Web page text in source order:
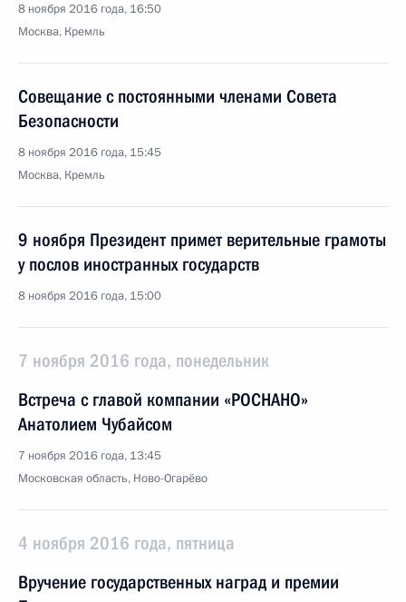
8 ноября 2016 года, 16:50
Москва, Кремль
Совещание с постоянными членами Совета
Безопасности
8 ноября 2016 года, 15:45
Москва, Кремль
9 ноября Президент примет верительные грамоты
у послов иностранных государств
8 ноября 2016 года, 15:00
7 ноября 2016 года, понедельник
Встреча с главой компании «РОСНАНО»
Анатолием Чубайсом
7 ноября 2016 года, 13:45
Московская область, Ново-Огарёво
4 ноября 2016 года, пятница
Вручение государственных наград и премии